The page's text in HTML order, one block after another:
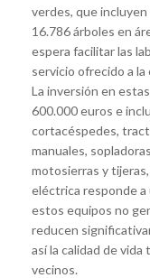
verdes, que
16.786 árboles en
espera facilitar las
servicio ofrecido a la
La inversión en
600.000 euros e
cortacéspedes,
manuales,
motosierras y
eléctrica responde
estos equipos no
reducen
así la calidad de
vecinos.